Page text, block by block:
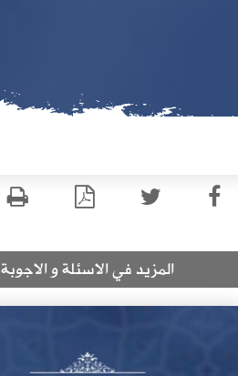
المزيد في الاسئلة و الاجوبة